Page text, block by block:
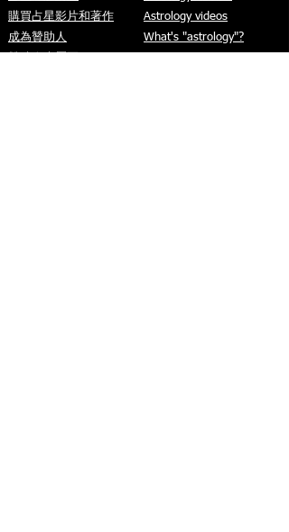
座有「雙重性格」？
購買占星影片和著作
成為贊助人
Astrology videos
What's "astrology"?